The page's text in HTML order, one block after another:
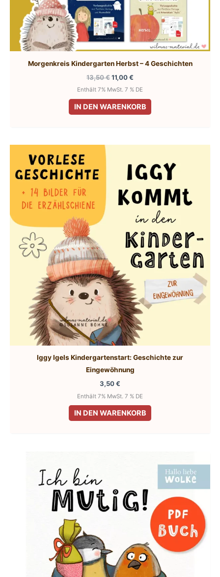
Morgenkreis Kindergarten Herbst – 4 Geschichten
13,50€Ursprünglicher
war:
11,00€
ist:
11,00 €.
Enthält 7% MwSt. 7 % DE
IN DEN WARENKORB
Iggy Igels Kindergartenstart: Geschichte zur
Eingewöhnung
3,50€
Enthält 7% MwSt. 7 % DE
IN DEN WARENKORB